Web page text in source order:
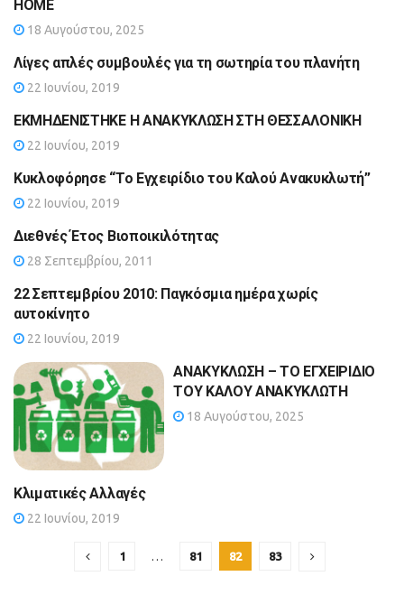
HOME
18 Αυγούστου, 2025
Λίγες απλές συμβουλές για τη σωτηρία του πλανήτη
22 Ιουνίου, 2019
ΕΚΜΗΔΕΝΙΣΤΗΚΕ Η ΑΝΑΚΥΚΛΩΣΗ ΣΤΗ ΘΕΣΣΑΛΟΝΙΚΗ
22 Ιουνίου, 2019
Κυκλοφόρησε “Το Εγχειρίδιο του Καλού Ανακυκλωτή”
22 Ιουνίου, 2019
Διεθνές Έτος Βιοποικιλότητας
28 Σεπτεμβρίου, 2011
22 Σεπτεμβρίου 2010: Παγκόσμια ημέρα χωρίς
αυτοκίνητο
22 Ιουνίου, 2019
ΑΝΑΚΥΚΛΩΣΗ – ΤΟ ΕΓΧΕΙΡΙΔΙΟ
ΤΟΥ ΚΑΛΟΥ ΑΝΑΚΥΚΛΩΤΗ
18 Αυγούστου, 2025
Κλιματικές Αλλαγές
22 Ιουνίου, 2019
1 81 82 83